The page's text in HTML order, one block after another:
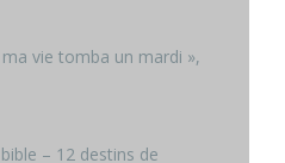
vie tomba un mardi »,
– 12 destins de